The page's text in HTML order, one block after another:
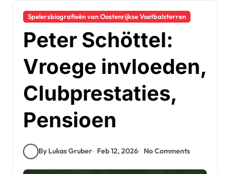
Spelersbiografieën van Oostenrijkse Voetbalsterren
Peter Schöttel:
Vroege invloeden,
Clubprestaties,
Pensioen
By Lukas Gruber Feb 12, 2026 No Comments